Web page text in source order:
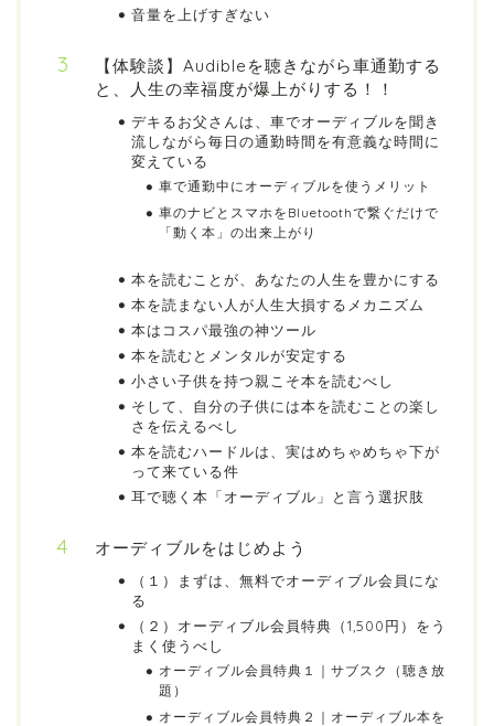
音量を上げすぎない
【体験談】Audibleを聴きながら車通勤する
と、人生の幸福度が爆上がりする！！
デキるお父さんは、車でオーディブルを聞き
流しながら毎日の通勤時間を有意義な時間に
変えている
車で通勤中にオーディブルを使うメリット
車のナビとスマホをBluetoothで繋ぐだけで
「動く本」の出来上がり
本を読むことが、あなたの人生を豊かにする
本を読まない人が人生大損するメカニズム
本はコスパ最強の神ツール
本を読むとメンタルが安定する
小さい子供を持つ親こそ本を読むべし
そして、自分の子供には本を読むことの楽し
さを伝えるべし
本を読むハードルは、実はめちゃめちゃ下が
って来ている件
耳で聴く本「オーディブル」と言う選択肢
オーディブルをはじめよう
（１）まずは、無料でオーディブル会員にな
る
（２）オーディブル会員特典（1,500円）をう
まく使うべし
オーディブル会員特典１｜サブスク（聴き放
題）
オーディブル会員特典２｜オーディブル本を